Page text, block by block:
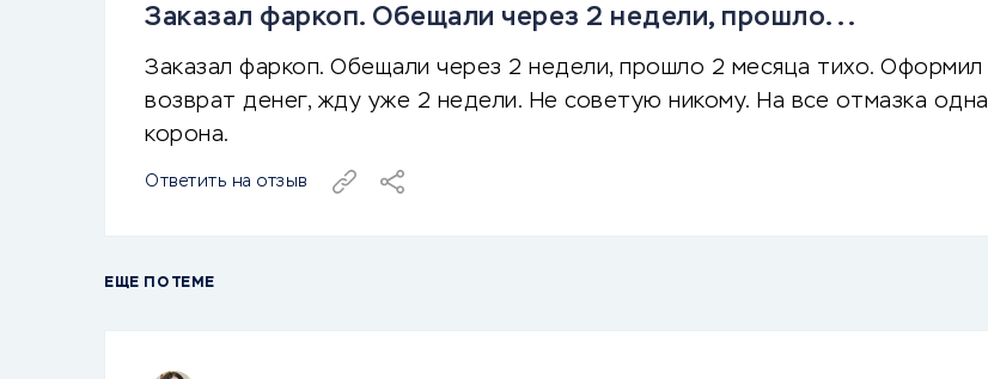
Заказал фаркоп. Обещали через 2 недели, прошло...
Заказал фаркоп. Обещали через 2 недели, прошло 2 месяца тихо. Оформил
возврат денег, жду уже 2 недели. Не советую никому. На все отмазка одна
корона.
Ответить на отзыв
ЕЩЕ ПО ТЕМЕ